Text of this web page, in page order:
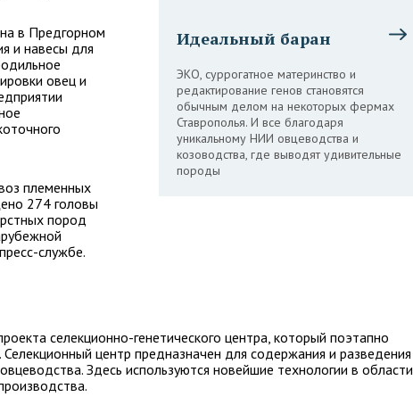
Идеальный баран
ЭКО, суррогатное материнство и
редактирование генов становятся
обычным делом на некоторых фермах
Ставрополья. И все благодаря
уникальному НИИ овцеводства и
козоводства, где выводят удивительные
породы
в Предгорном
и навесы для
овец и
племенных
274 головы
пород
службе.
селекционно-генетического центра, который поэтапно
Селекционный центр предназначен для содержания и разведения
Здесь используются новейшие технологии в области